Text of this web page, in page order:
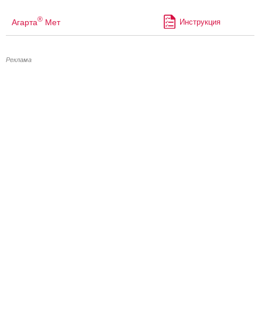
Агарта® Мет Инструкция
Реклама